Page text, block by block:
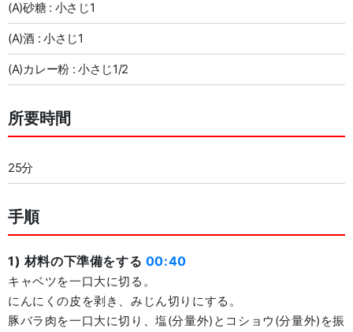
(A)砂糖 : 小さじ1
(A)酒 : 小さじ1
(A)カレー粉 : 小さじ1/2
所要時間
25分
手順
1) 材料の下準備をする 00:40
キャベツを一口大に切る。
にんにくの皮を剥き、みじん切りにする。
豚バラ肉を一口大に切り、塩(分量外)とコショウ(分量外)を振